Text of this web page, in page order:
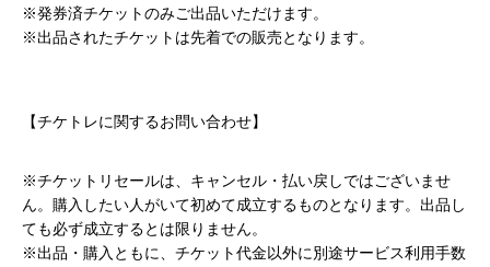
※発券済チケットのみご出品いただけます。
※出品されたチケットは先着での販売となります。
【チケトレに関するお問い合わせ】
※チケットリセールは、キャンセル・払い戻しではございませ
ん。購入したい人がいて初めて成立するものとなります。出品し
ても必ず成立するとは限りません。
※出品・購入ともに、チケット代金以外に別途サービス利用手数